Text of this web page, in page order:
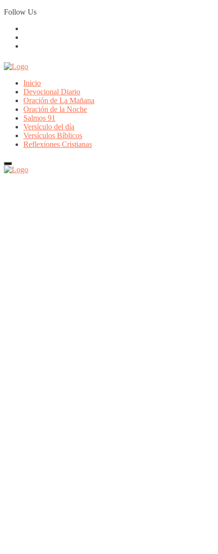
Skip
to
Follow Us
Inicio
Devocional Diario
Oración de La Mañana
Oración de la Noche
Salmos 91
Versículo del día
Versículos Bíblicos
Reflexiones Cristianas